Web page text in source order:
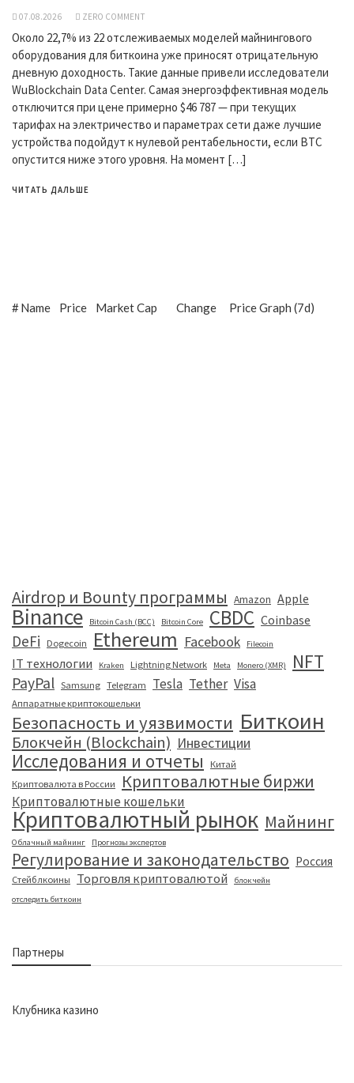
07.08.2026 ZERO COMMENT
Около 22,7% из 22 отслеживаемых моделей майнингового
оборудования для биткоина уже приносят отрицательную
дневную доходность. Такие данные привели исследователи
WuBlockchain Data Center. Самая энергоэффективная модель
отключится при цене примерно $46 787 — при текущих
тарифах на электричество и параметрах сети даже лучшие
устройства подойдут к нулевой рентабельности, если BTC
опустится ниже этого уровня. На момент […]
ЧИТАТЬ ДАЛЬШЕ
#Name Price Market Cap Change Price Graph (7d)
Airdrop и Bounty программы Amazon Apple
Binance Bitcoin Cash (BCC) Bitcoin Core CBDC Coinbase
DeFi Dogecoin Ethereum Facebook Filecoin
IT технологии Kraken Lightning Network Meta Monero (XMR) NFT
PayPal Samsung Telegram Tesla Tether Visa
Аппаратные криптокошельки
Безопасность и уязвимости Биткоин
Блокчейн (Blockchain) Инвестиции
Исследования и отчеты
Китай
Криптовалюта в России
Криптовалютные биржи
Криптовалютные кошельки
Криптовалютный рынок Майнинг
Облачный майнинг Прогнозы экспертов
Регулирование и законодательство Россия
Стейблкоины Торговля криптовалютой
блокчейн
отследить биткоин
Партнеры
Клубника казино